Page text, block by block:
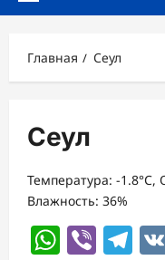
Главная Сеул
Сеул
Температура: -
Влажность: 36%